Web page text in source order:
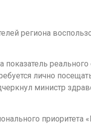
региона
а показатель
лично
министр
приоритета